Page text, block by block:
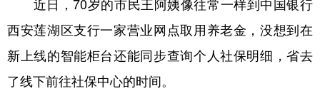
山东 河南 湖北 湖南
广东 广西 海南 重庆
四川 贵州
西安莲湖区支行一家营业网点取用养老金，没想到在
新上线的智能柜台还能同步查询个人社保明细，省去
了线下前往社保中心的时间。